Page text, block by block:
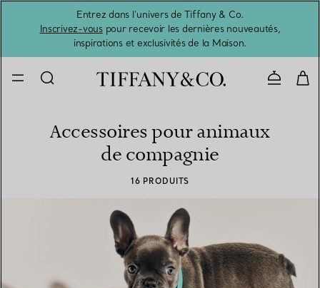
Entrez dans l’univers de Tiffany & Co.
Inscrivez-vouspour recevoir les dernières nouveautés,
inspirations et exclusivités de la Maison.
Accessoires pour animaux
de compagnie
16 PRODUITS